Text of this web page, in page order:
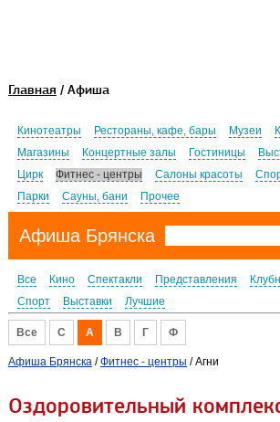
Главная / Афиша
Кинотеатры Рестораны, кафе, бары Музеи
Магазины
Концертные залы Гостиницы
Цирк
Фитнес - центры Салоны красоты
Парки
Сауны, бани Прочее
Афиша Брянска
Все Кино Спектакли Представления
Спорт
Выставки Лучшие
Все C А В Г Ф
Афиша Брянска/Фитнес - центры / Агни
Оздоровительный